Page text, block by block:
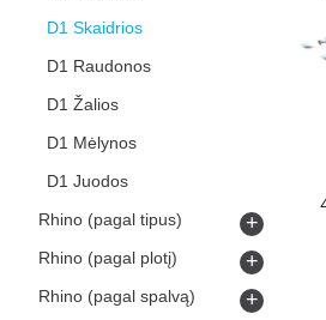
D1 Skaidrios
D1 Raudonos
D1 Žalios
D1 Mėlynos
D1 Juodos
Rhino (pagal tipus)
+
Rhino (pagal plotį) +
Rhino (pagal spalvą) +